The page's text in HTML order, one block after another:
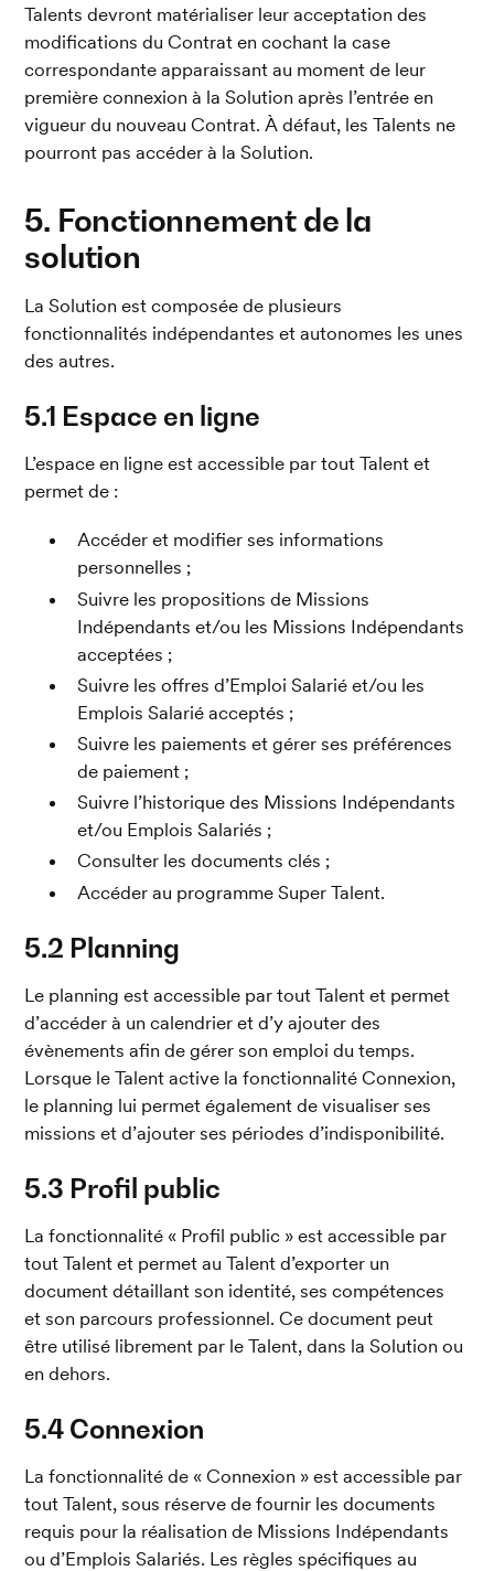
Talents devront matérialiser leur acceptation des
modifications du Contrat en cochant la case
correspondante apparaissant au moment de leur
première connexion à la Solution après l’entrée en
vigueur du nouveau Contrat. À défaut, les Talents ne
pourront pas accéder à la Solution.
5. Fonctionnement de la
solution
La Solution est composée de plusieurs
fonctionnalités indépendantes et autonomes les unes
des autres.
5.1 Espace en ligne
L’espace en ligne est accessible par tout Talent et
permet de :
Accéder et modifier ses informations
personnelles ;
Suivre les propositions de Missions
Indépendants et/ou les Missions Indépendants
acceptées ;
Suivre les offres d’Emploi Salarié et/ou les
Emplois Salarié acceptés ;
Suivre les paiements et gérer ses préférences
de paiement ;
Suivre l’historique des Missions Indépendants
et/ou Emplois Salariés ;
Consulter les documents clés ;
Accéder au programme Super Talent.
5.2 Planning
Le planning est accessible par tout Talent et permet
d’accéder à un calendrier et d’y ajouter des
évènements afin de gérer son emploi du temps.
Lorsque le Talent active la fonctionnalité Connexion,
le planning lui permet également de visualiser ses
missions et d’ajouter ses périodes d’indisponibilité.
5.3 Profil public
La fonctionnalité « Profil public » est accessible par
tout Talent et permet au Talent d’exporter un
document détaillant son identité, ses compétences
et son parcours professionnel. Ce document peut
être utilisé librement par le Talent, dans la Solution ou
en dehors.
5.4 Connexion
La fonctionnalité de « Connexion » est accessible par
tout Talent, sous réserve de fournir les documents
requis pour la réalisation de Missions Indépendants
ou d’Emplois Salariés. Les règles spécifiques au